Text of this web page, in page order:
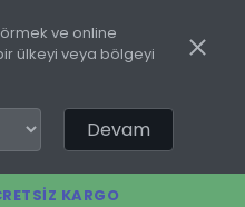
ve online
ülkeyi veya bölgeyi
Devam
KARGO